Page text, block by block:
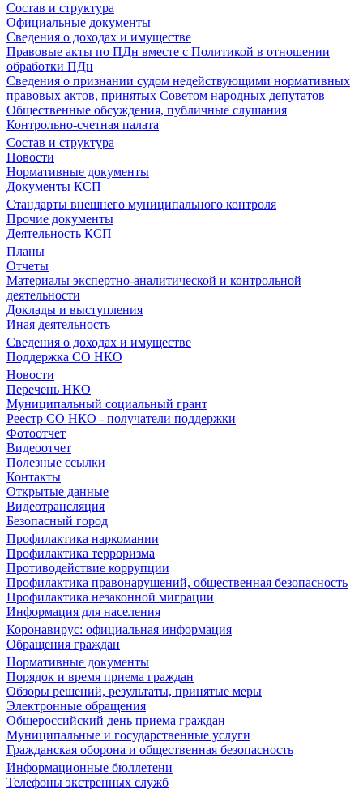
Состав и структура
Официальные документы
Сведения о доходах и имуществе
Правовые акты по ПДн вместе с Политикой в отношении
обработки ПДн
Сведения о признании судом недействующими нормативных
правовых актов, принятых Советом народных депутатов
Общественные обсуждения, публичные слушания
Контрольно-счетная палата
Состав и структура
Новости
Нормативные документы
Документы КСП
Стандарты внешнего муниципального контроля
Прочие документы
Деятельность КСП
Планы
Отчеты
Материалы экспертно-аналитической и контрольной
деятельности
Доклады и выступления
Иная деятельность
Сведения о доходах и имуществе
Поддержка СО НКО
Новости
Перечень НКО
Муниципальный социальный грант
Реестр СО НКО - получатели поддержки
Фотоотчет
Видеоотчет
Полезные ссылки
Контакты
Открытые данные
Видеотрансляция
Безопасный город
Профилактика наркомании
Профилактика терроризма
Противодействие коррупции
Профилактика правонарушений, общественная безопасность
Профилактика незаконной миграции
Информация для населения
Коронавирус: официальная информация
Обращения граждан
Нормативные документы
Порядок и время приема граждан
Обзоры решений, результаты, принятые меры
Электронные обращения
Общероссийский день приема граждан
Муниципальные и государственные услуги
Гражданская оборона и общественная безопасность
Информационные бюллетени
Телефоны экстренных служб